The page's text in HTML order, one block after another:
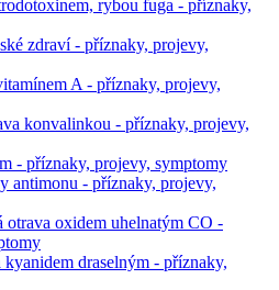
rybou fuga - příznaky,
zdraví - příznaky, projevy,
A - příznaky, projevy,
konvalinkou - příznaky, projevy,
- příznaky, projevy, symptomy
antimonu - příznaky, projevy,
otrava oxidem uhelnatým CO -
draselným - příznaky,